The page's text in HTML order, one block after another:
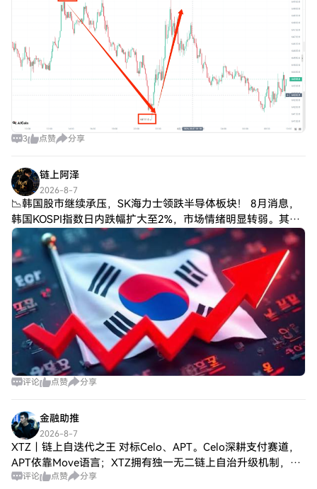
3 点赞 分享
链上阿泽
2026-8-7
📉韩国股市继续承压，SK海力士领跌半导体板块！ 8月消息，
韩国KOSPI指数日内跌幅扩大至2%，市场情绪明显转弱。其
中，SK海力士股价下跌4.97%，成为半导体板块关注焦点。⚠️
这波调整背后透露几个
评论 点赞 分享
金融助推
2026-8-7
XTZ｜链上自迭代之王 对标Celo、APT。Celo深耕支付赛道，
APT依靠Move语言；XTZ拥有独一无二链上自治升级机制，无
需硬分叉完成底层迭代，长期适配监管合规，大量传统金融资
评论 点赞 分享